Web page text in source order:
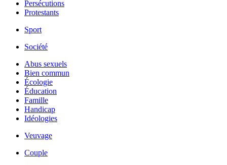
Persécutions
Protestants
Sport
Société
Abus sexuels
Bien commun
Écologie
Éducation
Famille
Handicap
Idéologies
Veuvage
Couple